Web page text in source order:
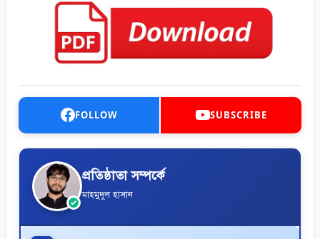
FOLLOW SUBSCRIBE
প্রতিষ্ঠাতা সম্পর্কে
মাহমুদুল হাসান